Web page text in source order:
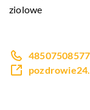
ziolowe
48507508577